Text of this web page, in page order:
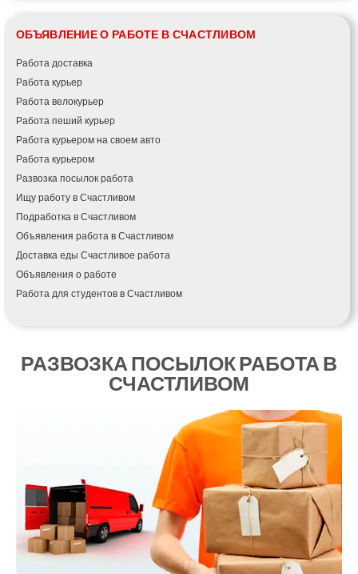
ОБЪЯВЛЕНИЕ О РАБОТЕ В СЧАСТЛИВОМ
Работа доставка
Работа курьер
Работа велокурьер
Работа пеший курьер
Работа курьером на своем авто
Работа курьером
Развозка посылок работа
Ищу работу в Счастливом
Подработка в Счастливом
Объявления работа в Счастливом
Доставка еды Счастливое работа
Объявления о работе
Работа для студентов в Счастливом
РАЗВОЗКА ПОСЫЛОК РАБОТА В
СЧАСТЛИВОМ
Фонтанка
Гадяч
Гатное
Глеваха
Горишние Плавни
Гостомель
Харьков
Херсон
Хмельницкий
Хмельник
Ирпень
Ивано-Франковск
Измаил
Кагарлык
Калуш
Каменец-Подольский
Канев
Казатин
Корсунь-Шевченковский
Костополь
Ковель
Козин
Красноград